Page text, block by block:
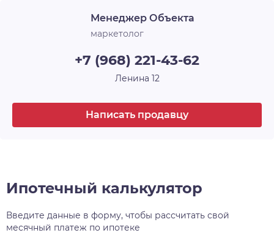
два детских сада и общеобразовательная школа
. Расположенный в районе с хорошей и
важнейших транспортных развязок, рядом с
Димитровским мостом и аквапарком
интересным предложением на рынке
недвижимости Новосибирска.
Менеджер Объекта
маркетолог
+7 (968) 221-43-62
Ленина 12
Написать продавцу
Ипотечный калькулятор
Введите данные в форму, чтобы рассчитать свой
месячный платеж по ипотеке